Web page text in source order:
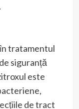
tratamentul
siguranță
este
de tract